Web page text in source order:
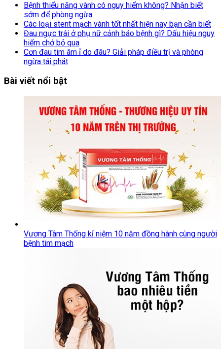
Bệnh thiểu năng vành có nguy hiểm không? Nhận biết
sớm để phòng ngừa
Các loại stent mạch vành tốt nhất hiện nay bạn cần biết
Đau ngực trái ở phụ nữ cảnh báo bệnh gì? Dấu hiệu nguy
hiểm chớ bỏ qua
Cơn đau tim âm ỉ do đâu? Giải pháp điều trị và phòng
ngừa tái phát
Bài viết nổi bật
Vương Tâm Thống kỉ niệm 10 năm đồng hành cùng người
bệnh tim mạch